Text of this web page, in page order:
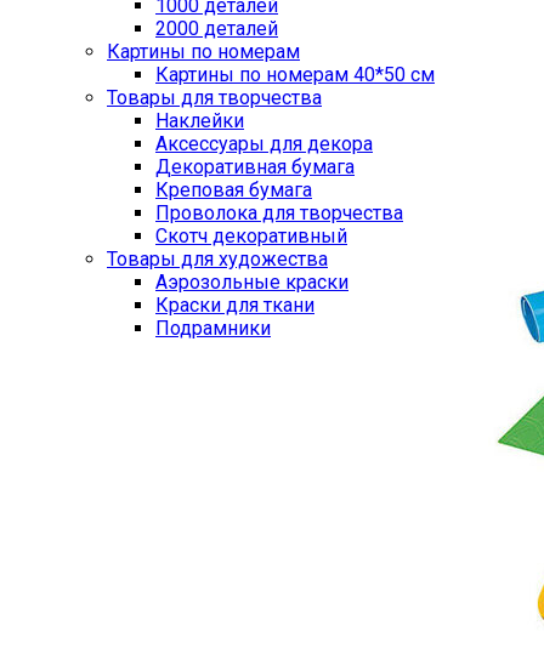
1000 деталей
2000 деталей
Картины по номерам
Картины по номерам 40*50 см
Товары для творчества
Наклейки
Аксессуары для декора
Декоративная бумага
Креповая бумага
Проволока для творчества
Скотч декоративный
Товары для художества
Аэрозольные краски
Краски для ткани
Подрамники